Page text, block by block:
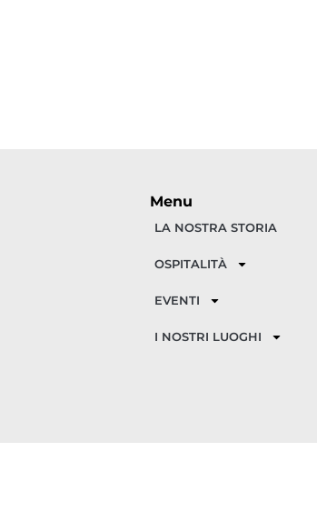
Menu
LA NOSTRA STORIA
OSPITALITÀ
EVENTI
I NOSTRI LUOGHI